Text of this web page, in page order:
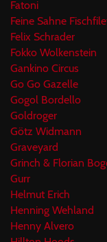
Fatoni
Feine Sahne
Felix Schrader
Fokko Wolkenstein
Gankino Circus
Go Go Gazelle
Gogol Bordello
Goldroger
Götz Widmann
Graveyard
Grinch & Florian
Gurr
Helmut Erich
Henning Wehland
Henny Alvero